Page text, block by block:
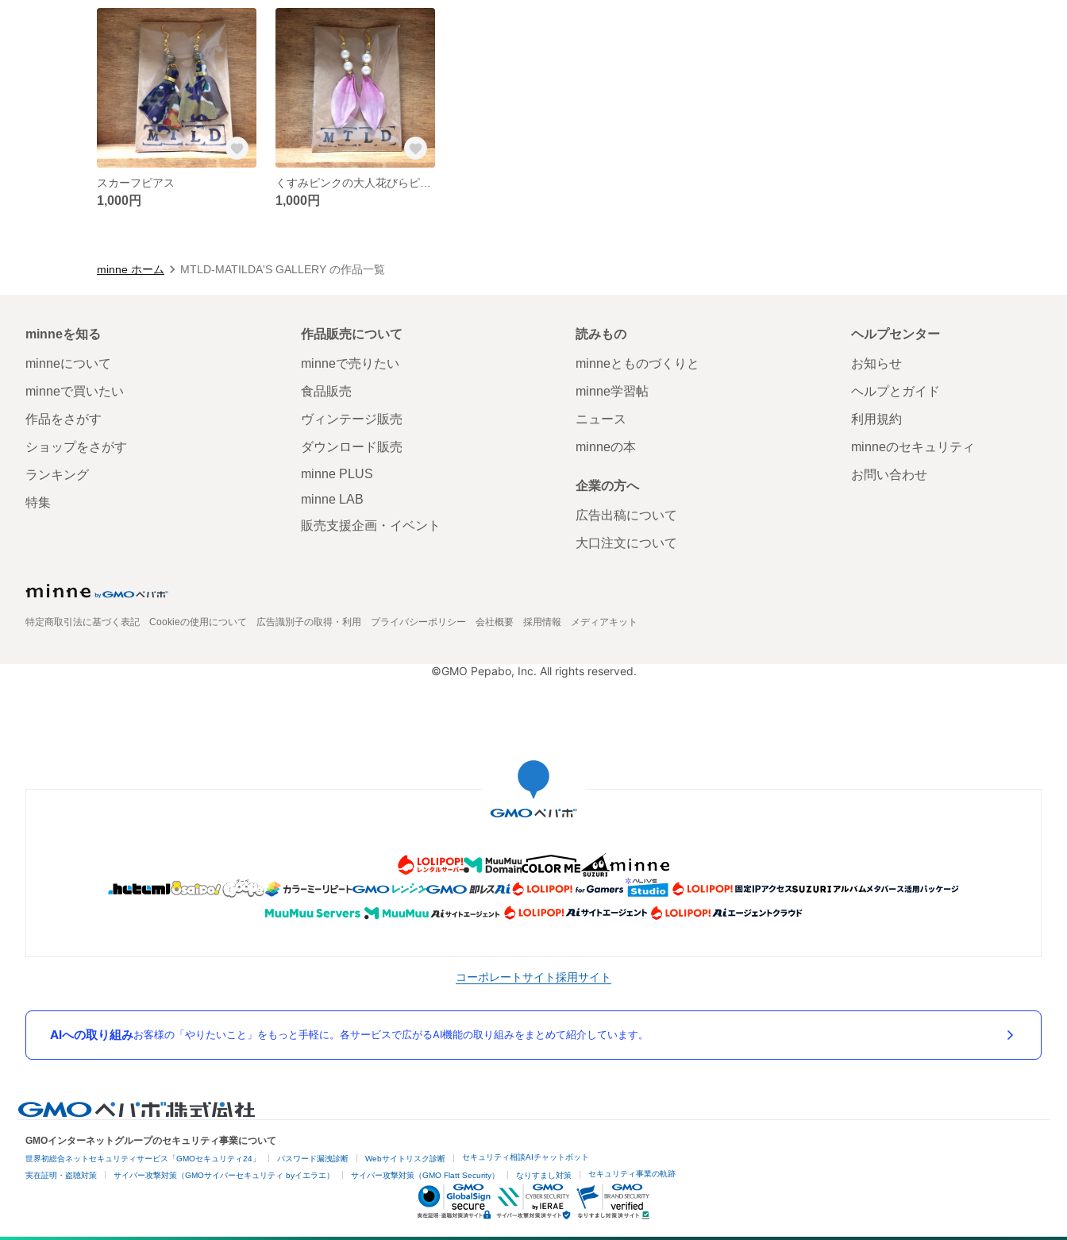
スカーフピアス
1,000円
くすみピンクの大人花びらピアス
1,000円
minne ホーム MTLD-MATILDA'S GALLERY の作品一覧
minneを知る
minneについて
minneで買いたい
作品をさがす
ショップをさがす
ランキング
特集
作品販売について
minneで売りたい
食品販売
ヴィンテージ販売
ダウンロード販売
minne PLUS
minne LAB
販売支援企画・イベント
読みもの
minneとものづくりと
minne学習帖
ニュース
minneの本
企業の方へ
広告出稿について
大口注文について
ヘルプセンター
お知らせ
ヘルプとガイド
利用規約
minneのセキュリティ
お問い合わせ
特定商取引法に基づく表記 Cookieの使用について 広告識別子の取得・利用 プライバシーポリシー 会社概要 採用情報 メディアキット
©GMO Pepabo, Inc. All rights reserved.
コーポレートサイト採用サイト
AIへの取り組みお客様の「やりたいこと」をもっと手軽に。各サービスで広がるAI機能の取り組みをまとめて紹介しています。
GMOインターネットグループのセキュリティ事業について
世界初総合ネットセキュリティサービス「GMOセキュリティ24」 パスワード漏洩診断 Webサイトリスク診断 セキュリティ相談AIチャットボット
実在証明・盗聴対策 サイバー攻撃対策（GMOサイバーセキュリティ byイエラエ） サイバー攻撃対策（GMO Flatt Security） なりすまし対策 セキュリティ事業の軌跡